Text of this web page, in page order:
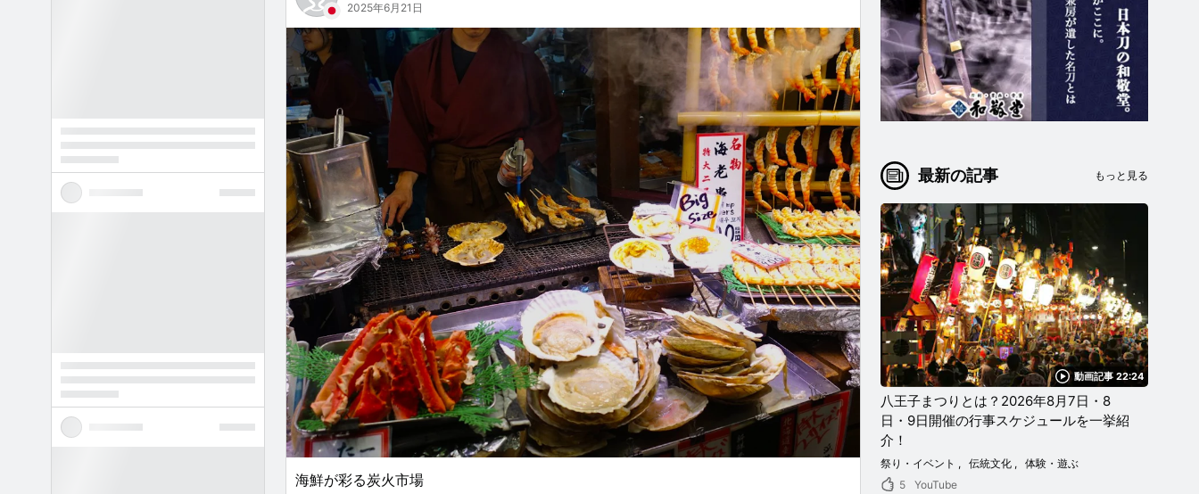
2025年6月21日
海鮮が彩る炭火市場
最新の記事 もっと見る
動画記事 22:24
八王子まつりとは？2026年8月7日・8
日・9日開催の行事スケジュールを一挙紹
介！
祭り・イベント 伝統文化
体験・遊ぶ
5
YouTube